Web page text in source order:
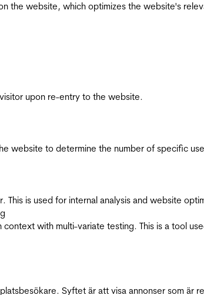
the website, which optimizes the website's
upon re-entry to the website.
website to determine the number of specific
is used for internal analysis and website
context with multi-variate testing. This is a tool
Syftet är att visa annonser som